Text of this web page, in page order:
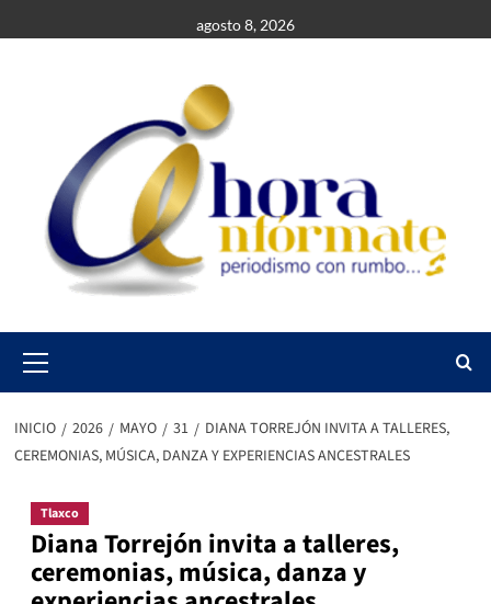
al
agosto 8, 2026
Menu
INICIO 2026 MAYO 31
DIANA TORREJÓN INVITA A TALLERES,
CEREMONIAS, MÚSICA, DANZA Y EXPERIENCIAS ANCESTRALES
Tlaxco
Diana Torrejón invita a talleres,
ceremonias, música, danza y